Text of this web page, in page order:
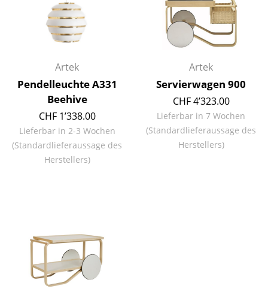
... alle Accessoires
Zuhause
Wohnzimmer
Esszimmer
Schlafzimmer
Kinderzimmer
Badezimmer
Stauraum
Balkon & Garten
Artek
Pendelleuchte A331
Beehive
CHF 1’338.00
Lieferbar in 2-3 Wochen
(Standardlieferaussage des
Herstellers)
Artek
Servierwagen 900
CHF 4’323.00
Lieferbar in 7 Wochen
(Standardlieferaussage des
Herstellers)